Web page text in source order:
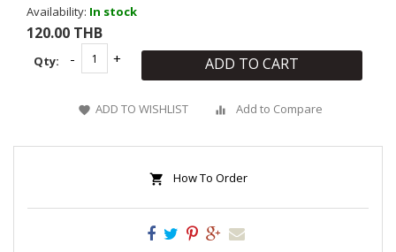
Availability: In stock
120.00 THB
Qty: ADD TO CART
ADD TO WISHLIST Add to Compare
How To Order